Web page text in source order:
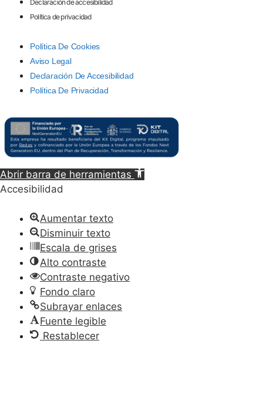
Declaración de accesibilidad
Política de privacidad
Política De Cookies
Aviso Legal
Declaración De Accesibilidad
Política De Privacidad
Abrir barra de herramientas
Accesibilidad
Aumentar texto
Disminuir texto
Escala de grises
Alto contraste
Contraste negativo
Fondo claro
Subrayar enlaces
Fuente legible
Restablecer